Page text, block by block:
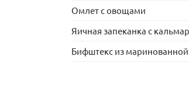
Омлет с овощами
Яичная запеканка с
Бифштекс из